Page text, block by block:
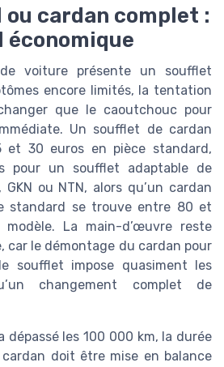
cardan complet :
économique
voiture présente un soufflet
encore limités, la tentation
que le caoutchouc pour
Un soufflet de cardan
et 30 euros en pièce standard,
pour un soufflet adaptable de
GKN ou NTN, alors qu’un cardan
standard se trouve entre 80 et
La main-d’œuvre reste
car le démontage du cardan pour
soufflet impose quasiment les
changement complet de
dépassé les 100 000 km, la durée
doit être mise en balance